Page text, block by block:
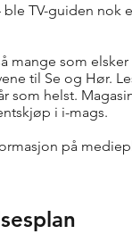
ble TV-guiden
mange som
til Se og Hør.
som helst.
i i-mags.
på